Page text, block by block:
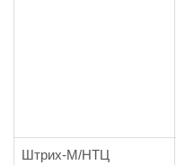
Штрих-М/НТЦ